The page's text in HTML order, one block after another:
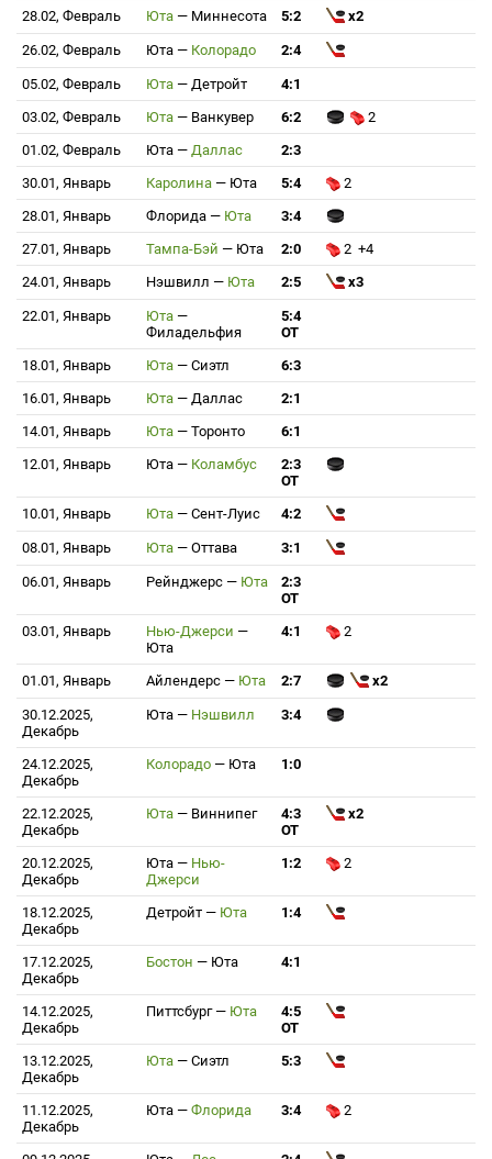
28.02, Февраль
Юта — Миннесота 5:2 x2
26.02, Февраль Юта — Колорадо 2:4
05.02, Февраль Юта — Детройт
4:1
03.02, Февраль
Юта — Ванкувер 6:2
2
01.02, Февраль
Юта — Даллас
2:3
30.01, Январь
Каролина — Юта 5:4
2
28.01, Январь
Флорида — Юта
3:4
27.01, Январь
Тампа-Бэй — Юта 2:0
2 +4
24.01, Январь
Нэшвилл — Юта 2:5 x3
22.01, Январь Юта —
Филадельфия
5:4
ОТ
18.01, Январь
Юта — Сиэтл
6:3
16.01, Январь
Юта — Даллас
2:1
14.01, Январь
Юта — Торонто
6:1
12.01, Январь
Юта — Коламбус
2:3
ОТ
10.01, Январь
Юта — Сент-Луис 4:2
08.01, Январь Юта — Оттава 3:1
06.01, Январь Рейнджерс — Юта
2:3
ОТ
03.01, Январь
Нью-Джерси —
Юта
4:1 2
01.01, Январь Айлендерс — Юта 2:7 x2
30.12.2025,
Декабрь
Юта — Нэшвилл 3:4
24.12.2025,
Декабрь
Колорадо — Юта 1:0
22.12.2025,
Декабрь
Юта — Виннипег
4:3
ОТ
x2
20.12.2025,
Декабрь
Юта — Нью-
Джерси
1:2 2
18.12.2025,
Декабрь
Детройт — Юта 1:4
17.12.2025,
Декабрь
Бостон — Юта 4:1
14.12.2025,
Декабрь
Питтсбург — Юта
4:5
ОТ
13.12.2025,
Декабрь
Юта — Сиэтл 5:3
11.12.2025,
Декабрь
Юта — Флорида 3:4 2